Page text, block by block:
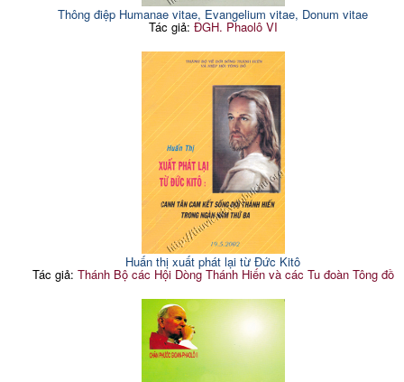
Thông điệp Humanae vitae, Evangelium vitae, Donum vitae
Tác giả: ĐGH. Phaolô VI
Huấn thị xuất phát lại từ Đức Kitô
Tác giả: Thánh Bộ các Hội Dòng Thánh Hiến và các Tu đoàn Tông đồ